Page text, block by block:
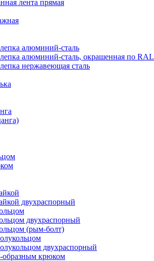
лента прямая
алюминий-сталь
алюминий-сталь, окрашенная по RAL
нержавеющая сталь
двухраспорный
двухраспорный
(рым-болт)
двухраспорный
образным крюком